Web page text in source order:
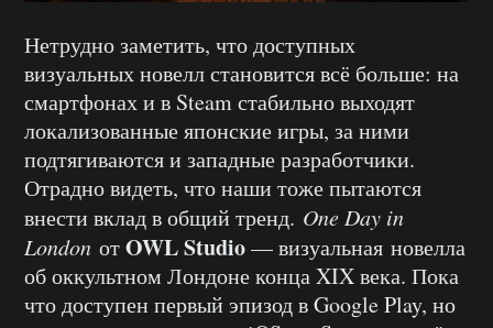
Нетрудно заметить, что доступных
визуальных новелл становится всё больше: на
смартфонах и в Steam стабильно выходят
локализованные японские игры, за ними
подтягиваются и западные разработчики.
Отрадно видеть, что наши тоже пытаются
внести вклад в общий тренд. One Day in
London отOWL Studio— визуальная новелла
об оккультном Лондоне конца XIX века. Пока
что доступен первый эпизод в Google Play, но